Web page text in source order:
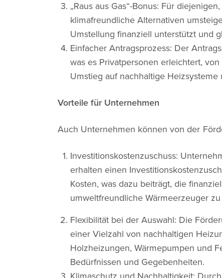
„Raus aus Gas“-Bonus: Für
klimafreundliche Alternativen
Umstellung finanziell unterstützt und
Einfacher Antragsprozess: Der
was es Privatpersonen erleichtert,
Umstieg auf nachhaltige Heizsysteme
Vorteile für Unternehmen
Auch Unternehmen können von der
Investitionskostenzuschuss:
erhalten einen
Kosten, was dazu beiträgt, die
umweltfreundliche Wärmeerzeuger
Flexibilität bei der Auswahl: Die
einer Vielzahl von nachhaltigen
Holzheizungen, Wärmepumpen und
Bedürfnissen und Gegebenheiten.